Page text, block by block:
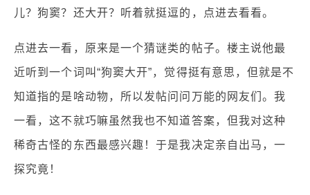
儿？狗窦？还大开？听着就挺逗的，点进去看看。
点进去一看，原来是一个猜谜类的帖子。楼主说他最
近听到一个词叫“狗窦大开”，觉得挺有意思，但就是不
知道指的是啥动物，所以发帖问问万能的网友们。我
一看，这不就巧嘛虽然我也不知道答案，但我对这种
稀奇古怪的东西最感兴趣！于是我决定亲自出马，一
探究竟！